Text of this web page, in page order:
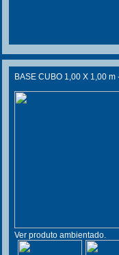
BASE CUBO 1,00 X 1,00 m
Ver produto ambientado.